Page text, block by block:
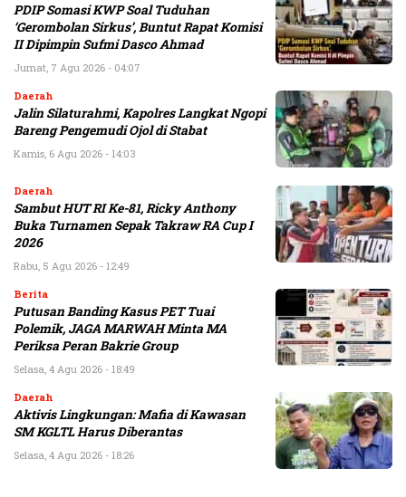
PDIP Somasi KWP Soal Tuduhan
‘Gerombolan Sirkus’, Buntut Rapat Komisi
II Dipimpin Sufmi Dasco Ahmad
Jumat, 7 Agu 2026 - 04:07
Daerah
Jalin Silaturahmi, Kapolres Langkat Ngopi
Bareng Pengemudi Ojol di Stabat
Kamis, 6 Agu 2026 - 14:03
Daerah
Sambut HUT RI Ke-81, Ricky Anthony
Buka Turnamen Sepak Takraw RA Cup I
2026
Rabu, 5 Agu 2026 - 12:49
Berita
Putusan Banding Kasus PET Tuai
Polemik, JAGA MARWAH Minta MA
Periksa Peran Bakrie Group
Selasa, 4 Agu 2026 - 18:49
Daerah
Aktivis Lingkungan: Mafia di Kawasan
SM KGLTL Harus Diberantas
Selasa, 4 Agu 2026 - 18:26